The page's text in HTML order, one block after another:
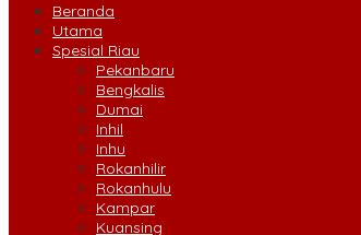
Beranda
Utama
Spesial Riau
Pekanbaru
Bengkalis
Dumai
Inhil
Inhu
Rokanhilir
Rokanhulu
Kampar
Kuansing